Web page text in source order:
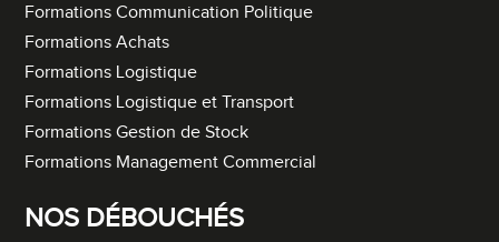
Formations Communication Politique
Formations Achats
Formations Logistique
Formations Logistique et Transport
Formations Gestion de Stock
Formations Management Commercial
NOS DÉBOUCHÉS